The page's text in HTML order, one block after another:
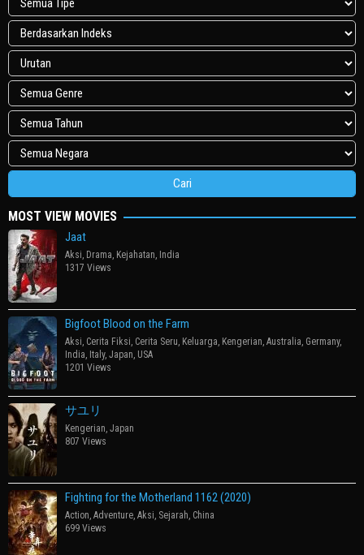
MOST VIEW MOVIES
Jaat
Aksi, Drama, Kejahatan, India
1317 Views
Bigfoot Blood on the Farm
Aksi, Cerita Fiksi, Cerita Seru, Keluarga, Kengerian, Australia, Germany,
India, Italy, Japan, USA
1201 Views
サユリ
Kengerian, Japan
807 Views
Fighting for the Motherland 1162 (2020)
Action, Adventure, Aksi, Sejarah, China
699 Views